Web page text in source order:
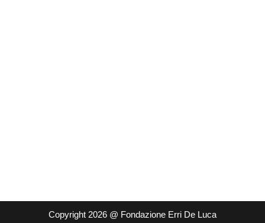
Copyright 2026 @ Fondazione Erri De Luca